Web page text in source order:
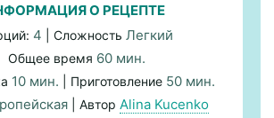
О РЕЦЕПТЕ
4 | Сложность Легкий
Общее время 60 мин.
10 мин. | Приготовление 50 мин.
| Автор Alina Kucenko